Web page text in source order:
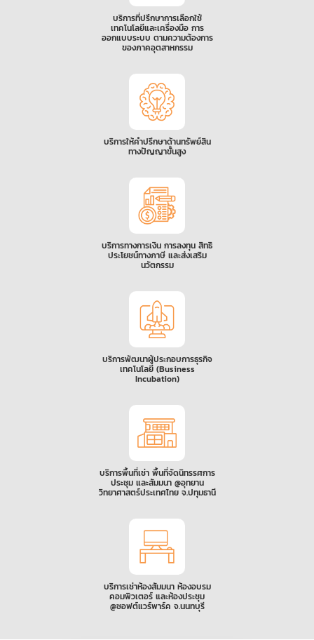
บริการที่ปรึกษาการเลือกใช้
เทคโนโลยีและเครื่องมือ การ
ออกแบบระบบ ตามความต้องการ
ของภาคอุตสาหกรรม
บริการให้คำปรึกษาด้านทรัพย์สิน
ทางปัญญาขั้นสูง
บริการทางการเงิน การลงทุน สิทธิ
ประโยชน์ทางภาษี และส่งเสริม
นวัตกรรม
บริการพัฒนาผู้ประกอบการธุรกิจ
เทคโนโลยี (Business
Incubation)
บริการพื้นที่เช่า พื้นที่จัดนิทรรศการ
ประชุม และสัมมนา @อุทยาน
วิทยาศาสตร์ประเทศไทย จ.ปทุมธานี
บริการเช่าห้องสัมมนา ห้องอบรม
คอมพิวเตอร์ และห้องประชุม
@ซอฟต์แวร์พาร์ค จ.นนทบุรี